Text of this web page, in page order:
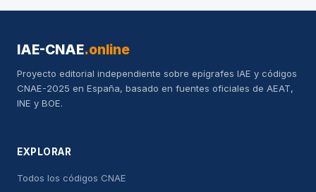
IAE-CNAE.online
Proyecto editorial independiente sobre epígrafes IAE y códigos
CNAE-2025 en España, basado en fuentes oficiales de AEAT,
INE y BOE.
EXPLORAR
Todos los códigos CNAE